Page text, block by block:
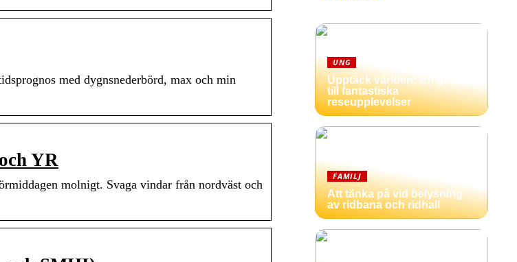
med dygnsnederbörd, max och min
YR
molnigt. Svaga vindar från nordväst och
UNG
Upptäck världen: En guide
till fantastiska
reseupplevelser
FAMILJ
Att tänka på vid belysning
av ridbana och ridhall